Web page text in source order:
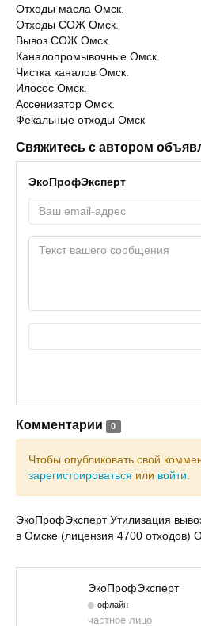
Отходы масла Омск.
Отходы СОЖ Омск.
Вывоз СОЖ Омск.
Каналопромывочные Омск.
Чистка каналов Омск.
Илосос Омск.
Ассенизатор Омск.
Фекальные отходы Омск
Свяжитесь с автором
ЭкоПрофЭксперт
Комментарии 0
Чтобы опубликовать свой
зарегистрироваться или войти
ЭкоПрофЭксперт Утилизация
в Омске (лицензия 4700 отходов)
ЭкоПрофЭксперт
офлайн
частное лицо